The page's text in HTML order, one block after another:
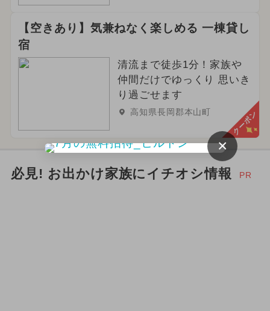
【空きあり】気兼ねなく楽しめる 一棟貸し
宿
清流まで徒歩1分！家族や
仲間だけでゆっくり 思いき
り過ごせます
高知県長岡郡本山町 クーポン
必見! お出かけ家族にイチオシ情報 PR
×